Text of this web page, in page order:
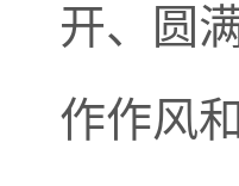
开、圆
作作风